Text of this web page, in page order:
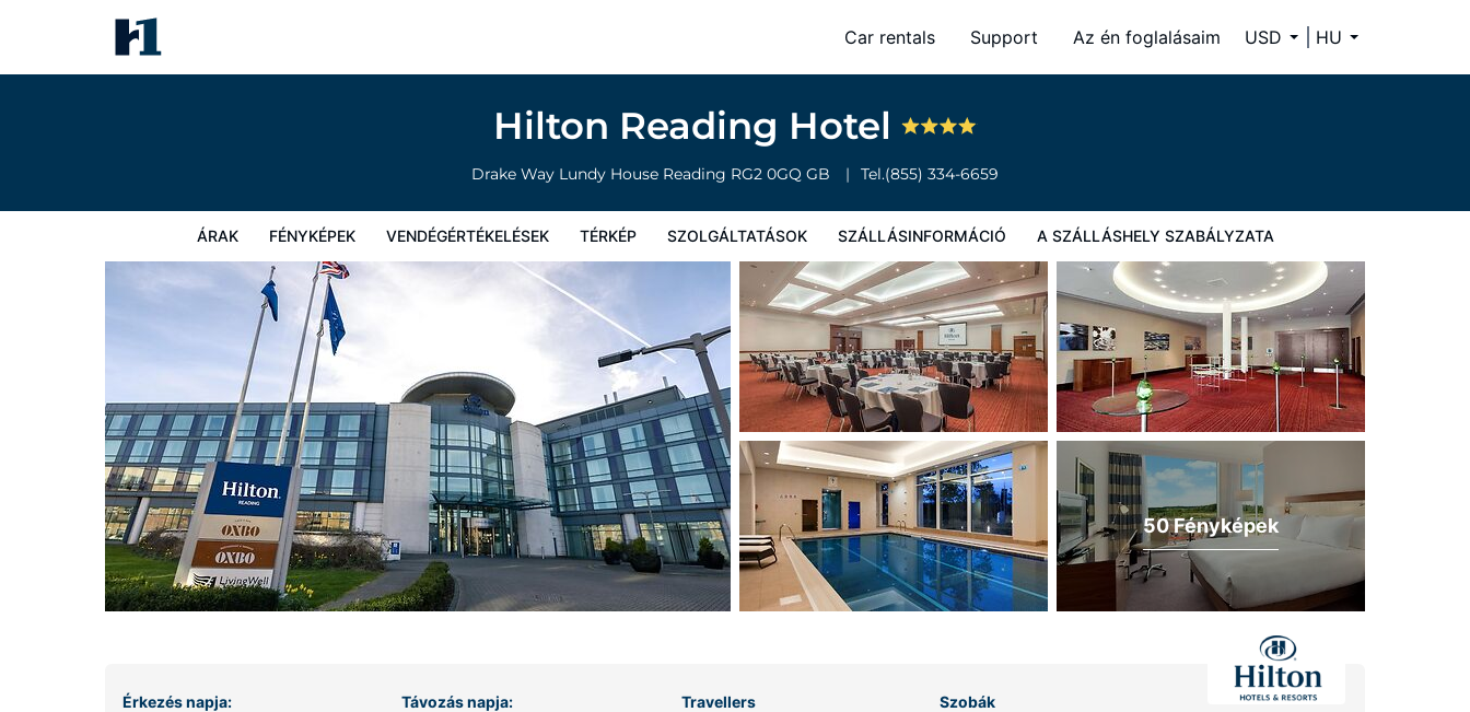
Car rentals Support Az én foglalásaim USD HU
Hilton Reading Hotel
Drake Way Lundy House Reading RG2 0GQ GB Tel.(855) 334-6659
ÁRAK FÉNYKÉPEK VENDÉGÉRTÉKELÉSEK TÉRKÉP SZOLGÁLTATÁSOK SZÁLLÁSINFORMÁCIÓ A SZÁLLÁSHELY SZABÁLYZATA
Hilton Reading Hotel
Árak Fényképek A szálláshely szabályzata
50 Fényképek
Érkezés napja: Távozás napja: Travellers Szobák